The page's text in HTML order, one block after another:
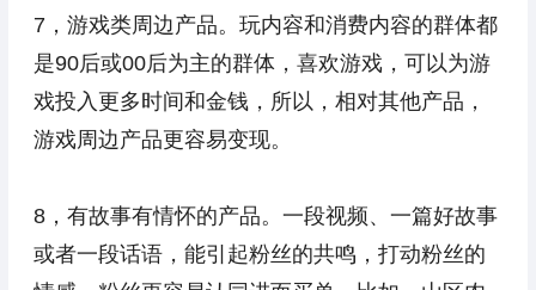
7，游戏类周边产品。玩内容和消费内容的群体都
是90后或00后为主的群体，喜欢游戏，可以为游
戏投入更多时间和金钱，所以，相对其他产品，
游戏周边产品更容易变现。
8，有故事有情怀的产品。一段视频、一篇好故事
或者一段话语，能引起粉丝的共鸣，打动粉丝的